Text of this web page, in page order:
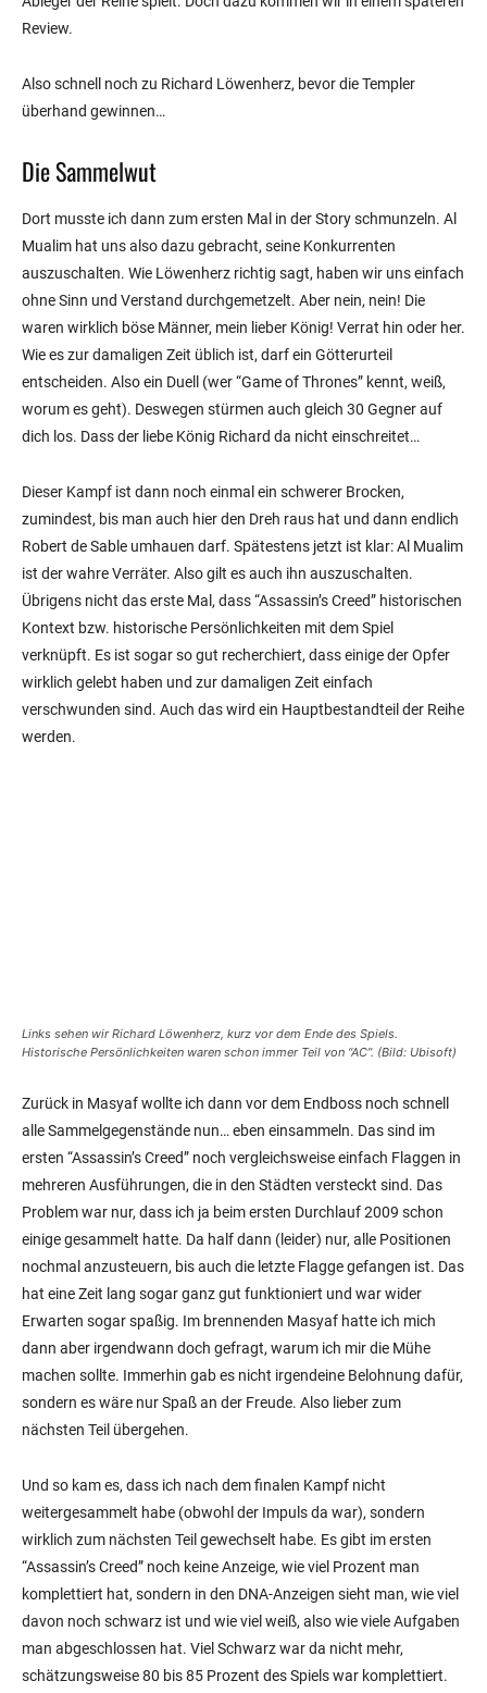
Review.
Also schnell noch zu Richard Löwenherz, bevor die Templer
überhand gewinnen…
Die Sammelwut
Dort musste ich dann zum ersten Mal in der Story schmunzeln. Al
Mualim hat uns also dazu gebracht, seine Konkurrenten
auszuschalten. Wie Löwenherz richtig sagt, haben wir uns einfach
ohne Sinn und Verstand durchgemetzelt. Aber nein, nein! Die
waren wirklich böse Männer, mein lieber König! Verrat hin oder her.
Wie es zur damaligen Zeit üblich ist, darf ein Götterurteil
entscheiden. Also ein Duell (wer “Game of Thrones” kennt, weiß,
worum es geht). Deswegen stürmen auch gleich 30 Gegner auf
dich los. Dass der liebe König Richard da nicht einschreitet…
Dieser Kampf ist dann noch einmal ein schwerer Brocken,
zumindest, bis man auch hier den Dreh raus hat und dann endlich
Robert de Sable umhauen darf. Spätestens jetzt ist klar: Al Mualim
ist der wahre Verräter. Also gilt es auch ihn auszuschalten.
Übrigens nicht das erste Mal, dass “Assassin’s Creed” historischen
Kontext bzw. historische Persönlichkeiten mit dem Spiel
verknüpft. Es ist sogar so gut recherchiert, dass einige der Opfer
wirklich gelebt haben und zur damaligen Zeit einfach
verschwunden sind. Auch das wird ein Hauptbestandteil der Reihe
werden.
Links sehen wir Richard Löwenherz, kurz vor dem Ende des Spiels.
Historische Persönlichkeiten waren schon immer Teil von “AC”. (Bild: Ubisoft)
Zurück in Masyaf wollte ich dann vor dem Endboss noch schnell
alle Sammelgegenstände nun… eben einsammeln. Das sind im
ersten “Assassin’s Creed” noch vergleichsweise einfach Flaggen in
mehreren Ausführungen, die in den Städten versteckt sind. Das
Problem war nur, dass ich ja beim ersten Durchlauf 2009 schon
einige gesammelt hatte. Da half dann (leider) nur, alle Positionen
nochmal anzusteuern, bis auch die letzte Flagge gefangen ist. Das
hat eine Zeit lang sogar ganz gut funktioniert und war wider
Erwarten sogar spaßig. Im brennenden Masyaf hatte ich mich
dann aber irgendwann doch gefragt, warum ich mir die Mühe
machen sollte. Immerhin gab es nicht irgendeine Belohnung dafür,
sondern es wäre nur Spaß an der Freude. Also lieber zum
nächsten Teil übergehen.
Und so kam es, dass ich nach dem finalen Kampf nicht
weitergesammelt habe (obwohl der Impuls da war), sondern
wirklich zum nächsten Teil gewechselt habe. Es gibt im ersten
“Assassin’s Creed” noch keine Anzeige, wie viel Prozent man
komplettiert hat, sondern in den DNA-Anzeigen sieht man, wie viel
davon noch schwarz ist und wie viel weiß, also wie viele Aufgaben
man abgeschlossen hat. Viel Schwarz war da nicht mehr,
schätzungsweise 80 bis 85 Prozent des Spiels war komplettiert.